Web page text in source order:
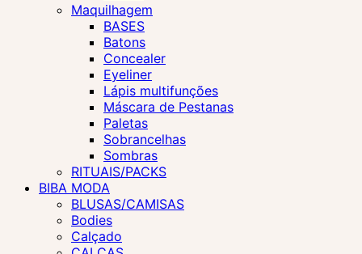
Maquilhagem
BASES
Batons
Concealer
Eyeliner
Lápis multifunções
Máscara de Pestanas
Paletas
Sobrancelhas
Sombras
RITUAIS/PACKS
BIBA MODA
BLUSAS/CAMISAS
Bodies
Calçado